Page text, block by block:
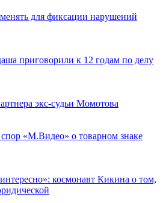
для фиксации нарушений
приговорили к 12 годам по делу
экс-судьи Момотова
«М.Видео» о товарном знаке
космонавт Кикина о том,